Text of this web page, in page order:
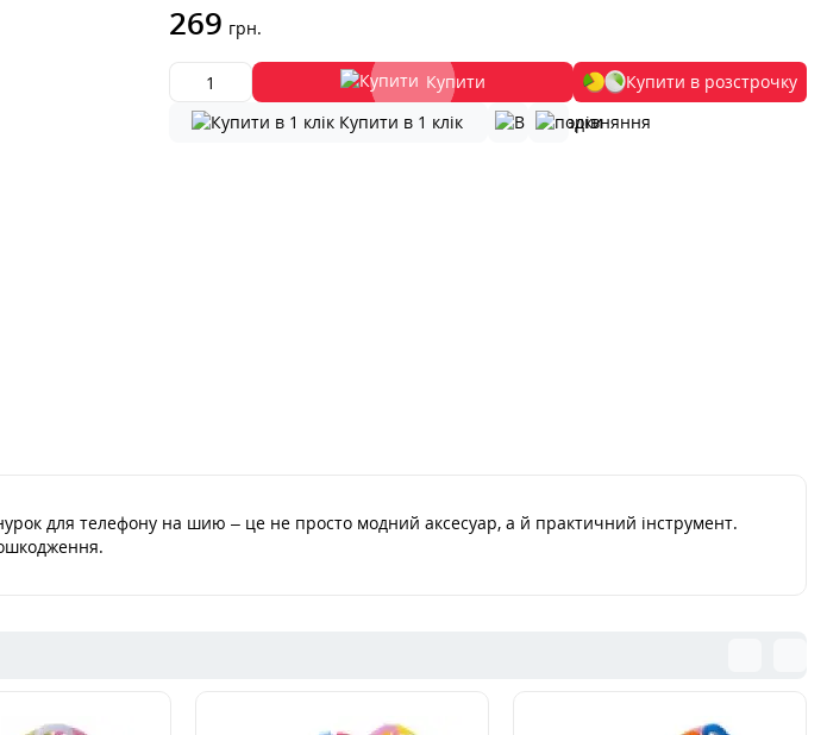
269 грн.
Купити
Купити в розстрочку
Купити в 1 клік
для телефону на шию – це не просто модний аксесуар, а й практичний інструмент.